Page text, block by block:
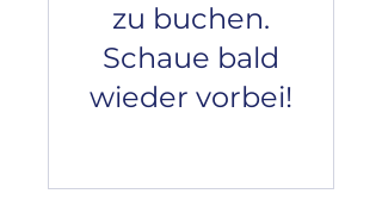
zu buchen.
Schaue bald
wieder vorbei!